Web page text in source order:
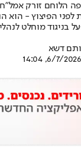
הלוחם זורק
בניגוד מוחלט
דשא
6/7/2026, 14:04